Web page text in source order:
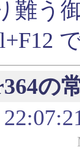
難う
の